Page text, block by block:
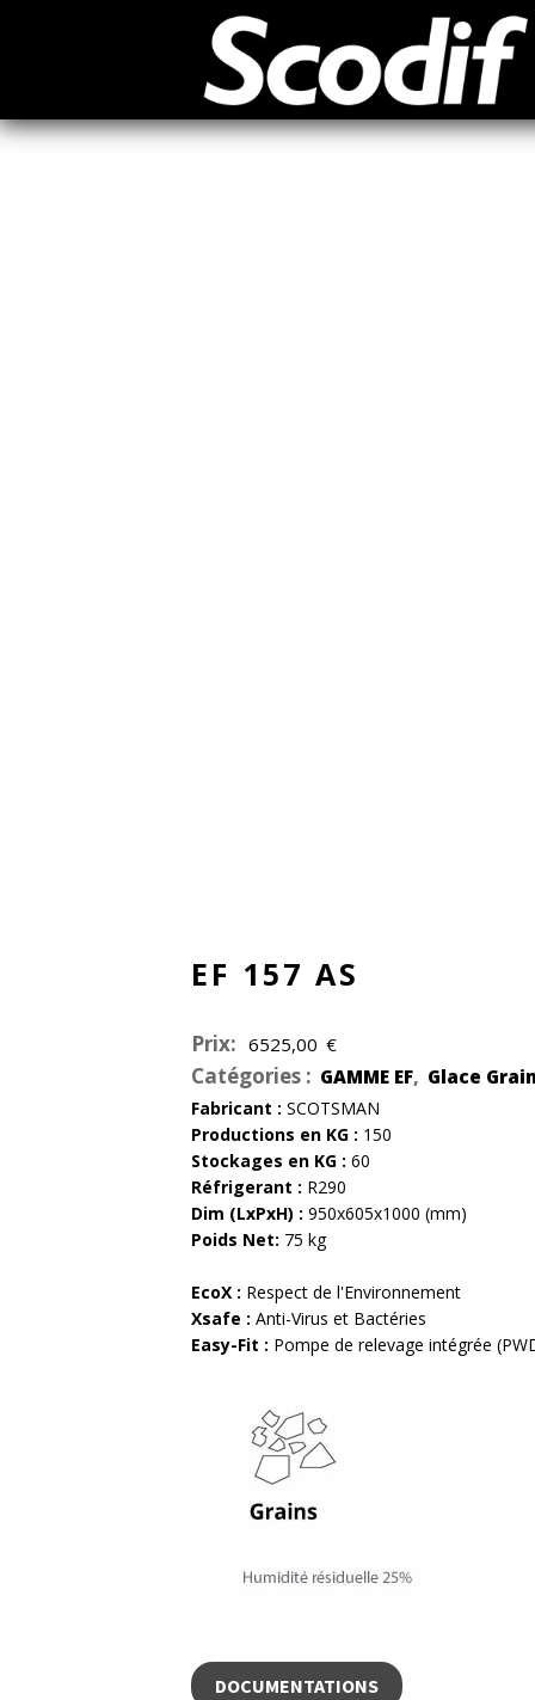
EF 157 AS
Prix: 6525,00 €
Catégories : GAMME EF, Glace
Fabricant : SCOTSMAN
Productions en KG : 150
Stockages en KG : 60
Réfrigerant : R290
Dim (LxPxH) : 950x605x1000 (mm)
Poids Net: 75 kg
EcoX : Respect de l'Environnement
Xsafe : Anti-Virus et Bactéries
Easy-Fit : Pompe de relevage intégrée
DOCUMENTATIONS